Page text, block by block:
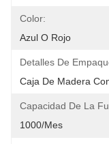
Color:
Azul O Rojo
Detalles De
Caja De Madera
Capacidad De La
1000/mes